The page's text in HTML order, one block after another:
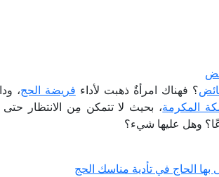
؟ فهناك امرأةٌ ذهبت لأداء فريضة الحج،
المكرمة، بحيث لا تتمكن مِن الانتظار
وهل عليها شيء؟
بها الحاج في تأدية مناسك الحج